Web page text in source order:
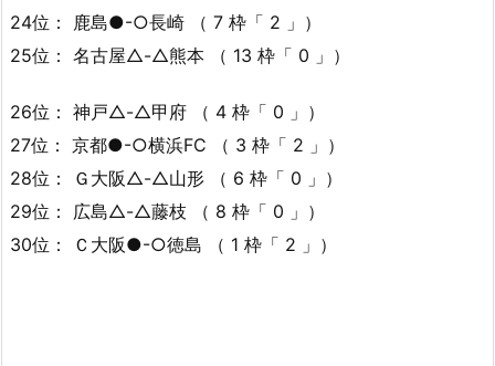
24位： 鹿島●-○長崎 （ 7 枠「 2 」）
25位： 名古屋△-△熊本 （ 13 枠「 0 」）
26位： 神戸△-△甲府 （ 4 枠「 0 」）
27位： 京都●-○横浜FC （ 3 枠「 2 」）
28位： Ｇ大阪△-△山形 （ 6 枠「 0 」）
29位： 広島△-△藤枝 （ 8 枠「 0 」）
30位： Ｃ大阪●-○徳島 （ 1 枠「 2 」）